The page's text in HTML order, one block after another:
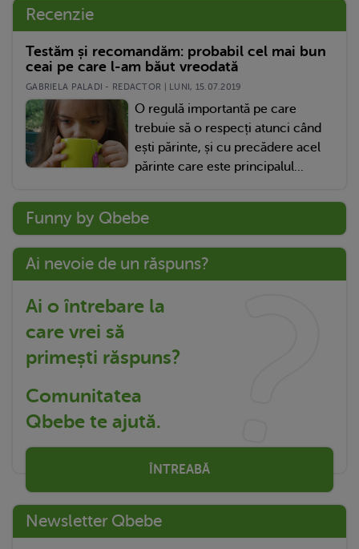
Recenzie
Testăm și recomandăm: probabil cel mai bun
ceai pe care l-am băut vreodată
GABRIELA PALADI - REDACTOR | LUNI, 15.07.2019
O regulă importantă pe care
trebuie să o respecți atunci când
ești părinte, și cu precădere acel
părinte care este principalul...
Funny by Qbebe
Ai nevoie de un răspuns?
Ai o întrebare la
care vrei să
primești răspuns?
Comunitatea
Qbebe te ajută.
ÎNTREABĂ
Newsletter Qbebe